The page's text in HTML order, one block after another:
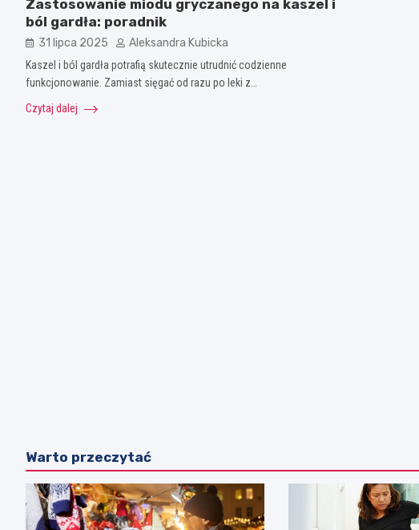
Zastosowanie miodu gryczanego na kaszel i
ból gardła: poradnik
31 lipca 2025 Aleksandra Kubicka
Kaszel i ból gardła potrafią skutecznie utrudnić codzienne
funkcjonowanie. Zamiast sięgać od razu po leki z…
Czytaj dalej
Warto przeczytać